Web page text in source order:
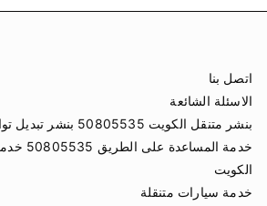
اتصل بنا
الاسئلة الشائعة
بنشر متنقل الكويت 50805535 بنشر تبديل تواير وبطاريات سيارات
خدمة
الكويت
خدمة سيارات متنقلة